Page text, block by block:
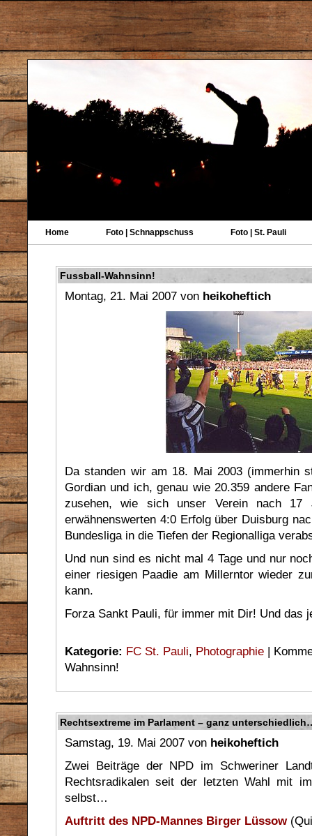
Home Foto | Schnappschuss Foto | St. Pauli
Fussball-Wahnsinn!
Montag, 21. Mai 2007 von heikoheftich
Da standen wir am 18. Mai 2003 (immerhin
Gordian und ich, genau wie 20.359 andere
zusehen, wie sich unser Verein nach 17
erwähnenswerten 4:0 Erfolg über Duisburg
Bundesliga in die Tiefen der Regionalliga
Und nun sind es nicht mal 4 Tage und nur
einer riesigen Paadie am Millerntor wieder
kann.
Forza Sankt Pauli, für immer mit Dir! Und
Kategorie: FC St. Pauli, Photographie |
Wahnsinn!
Rechtsextreme im Parlament – ganz
Samstag, 19. Mai 2007 von heikoheftich
Zwei Beiträge der NPD im Schweriner
Rechtsradikalen seit der letzten Wahl mit
selbst…
Auftritt des NPD-Mannes Birger Lüssow